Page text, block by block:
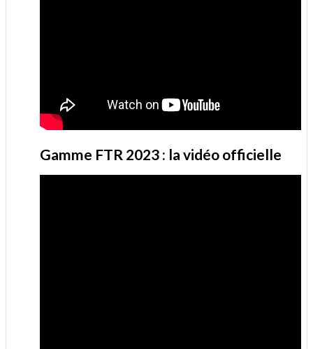
Gamme FTR 2023 : la vidéo officielle